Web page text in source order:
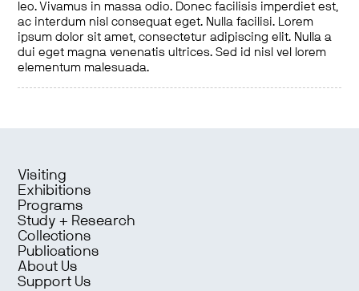
leo. Vivamus in massa odio. Donec facilisis imperdiet est,
ac interdum nisl consequat eget. Nulla facilisi. Lorem
ipsum dolor sit amet, consectetur adipiscing elit. Nulla a
dui eget magna venenatis ultrices. Sed id nisl vel lorem
elementum malesuada.
Visiting
Exhibitions
Programs
Study + Research
Collections
Publications
About Us
Support Us